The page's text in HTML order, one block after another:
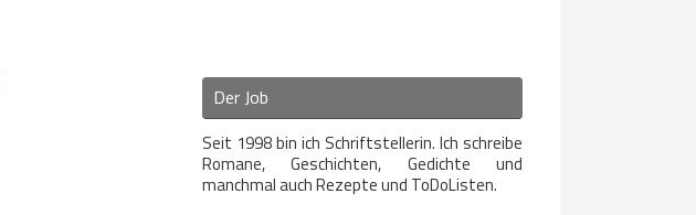
Der Job
Seit 1998 bin ich Schriftstellerin. Ich schreibe
Romane, Geschichten, Gedichte und
manchmal auch Rezepte und ToDoListen.